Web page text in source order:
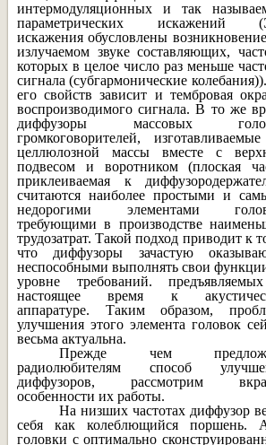
интермодуляционных и так
параметрических искажений
искажения обусловлены
излучаемом звуке составляющих,
которых в целое число раз меньше
сигнала (субгармонические
его свойств зависит и тембровая
воспроизводимого сигнала. В то же
диффузоры массовых
громкоговорителей,
целлюлозной массы вместе с
подвесом и воротником (плоская
приклеиваемая к
считаются наиболее простыми и
недорогими элементами
требующими в производстве
трудозатрат. Такой подход приводит к
что диффузоры зачастую
неспособными выполнять свои
уровне требований.
настоящее время к
аппаратуре. Таким образом,
улучшения этого элемента головок
весьма актуальна.
Прежде чем
радиолюбителям способ
диффузоров, рассмотрим
особенности их работы.
На низших частотах диффузор
себя как колеблющийся поршень.
головки с оптимально